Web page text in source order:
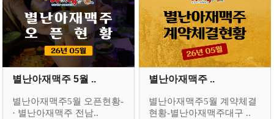
별난아재맥주 5월 ..
별난아재맥주5월 오픈현황-
· 별난아재맥주 전남..
별난아재맥주 ..
별난아재맥주5월 계약체결
현황-별난아재맥주대구 ..